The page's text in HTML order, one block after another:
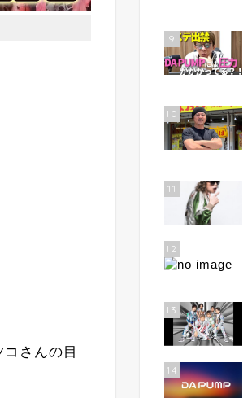
さんの目
9
10
11
12
13
14